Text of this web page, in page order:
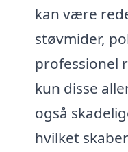
kan være
støvmider,
professionel
kun disse
også
hvilket